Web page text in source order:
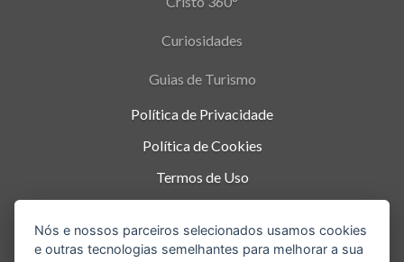
Curiosidades
Guias de Turismo
Política de Privacidade
Política de Cookies
Termos de Uso
Rio de Janeiro-RJ
Nós e nossos parceiros selecionados usamos cookies
e outras tecnologias semelhantes para melhorar a sua